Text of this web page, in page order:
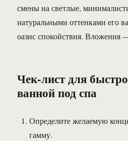
смены на светлые,
натуральными оттенками его
оазис спокойствия. Вложения
Чек-лист для
ванной под спа
Определите желаемую
гамму.